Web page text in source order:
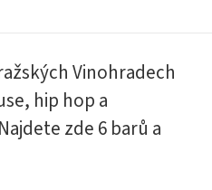
Vinohradech
hip hop a
zde 6 barů a